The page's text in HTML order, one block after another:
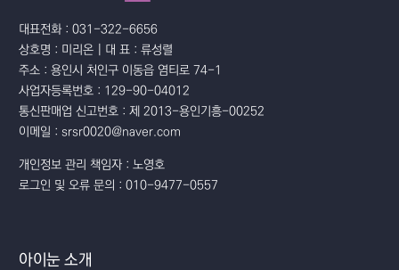
대표전화 : 031-322-6656
상호명 : 미리온 | 대 표 : 류성렬
주소 : 용인시 처인구 이동읍 염티로 74-1
사업자등록번호 : 129-90-04012
통신판매업 신고번호 : 제 2013-용인기흥-00252
이메일 : srsr0020@naver.com
개인정보 관리 책임자 : 노영호
로그인 및 오류 문의 : 010-9477-0557
아이눈 소개